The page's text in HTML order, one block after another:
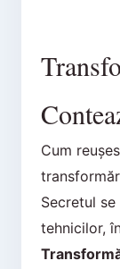
Cum
Secretul
tehnicilor,